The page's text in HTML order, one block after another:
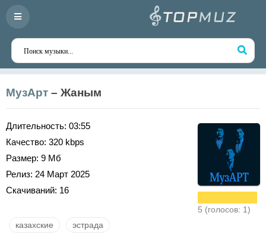
МузАрт – Жаным
Длительность: 03:55
Качество: 320 kbps
Размер: 9 Мб
Релиз: 24 Март 2025
Скачиваний: 16
5 (голосов: 1)
казахские эстрада